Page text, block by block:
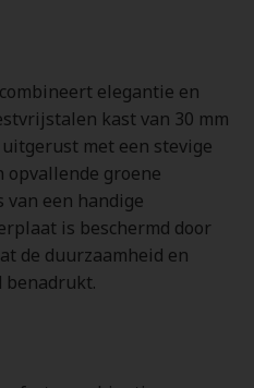
elegantie en
kast van 30 mm
met een stevige
opvallende groene
een handige
is beschermd door
de duurzaamheid en
benadrukt.